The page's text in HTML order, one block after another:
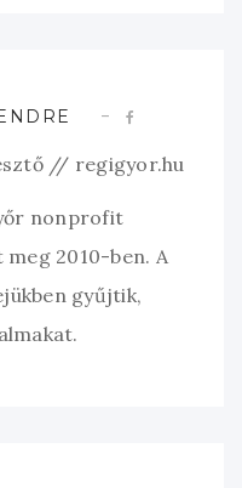
// regigyor.hu
nonprofit
2010-ben. A
gyűjtik,